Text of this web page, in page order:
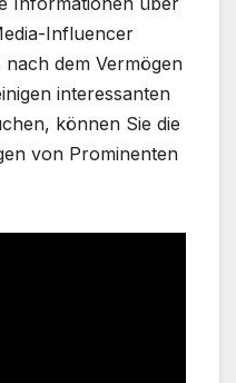
Influencer
dem Vermögen
interessanten
können Sie die
von Prominenten